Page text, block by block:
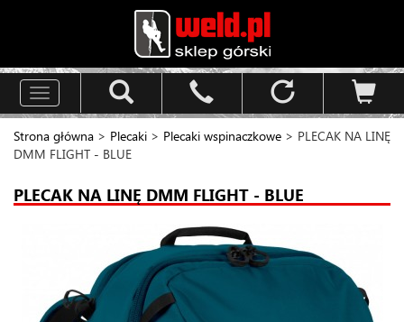
Toggle
navigation
Strona główna > Plecaki > Plecaki wspinaczkowe > PLECAK NA LINĘ
DMM FLIGHT - BLUE
PLECAK NA LINĘ DMM FLIGHT - BLUE